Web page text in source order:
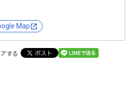
Map
する